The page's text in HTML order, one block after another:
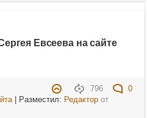
Евсеева на сайте
796
0
| Разместил: Редакторот